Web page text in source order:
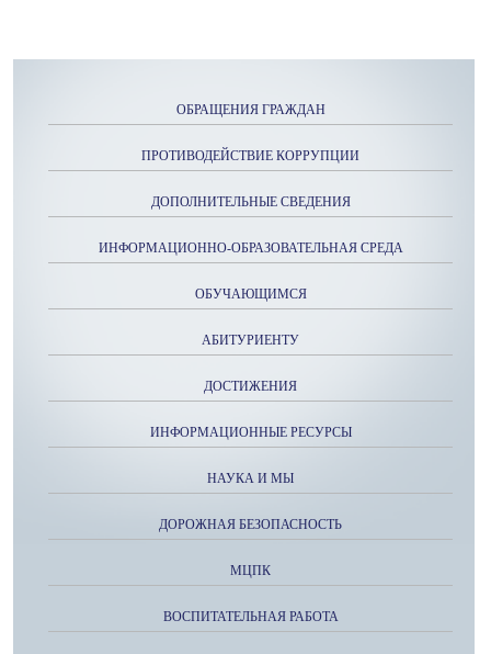
ОБРАЩЕНИЯ ГРАЖДАН
ПРОТИВОДЕЙСТВИЕ КОРРУПЦИИ
ДОПОЛНИТЕЛЬНЫЕ СВЕДЕНИЯ
ИНФОРМАЦИОННО-ОБРАЗОВАТЕЛЬНАЯ СРЕДА
ОБУЧАЮЩИМСЯ
АБИТУРИЕНТУ
ДОСТИЖЕНИЯ
ИНФОРМАЦИОННЫЕ РЕСУРСЫ
НАУКА И МЫ
ДОРОЖНАЯ БЕЗОПАСНОСТЬ
МЦПК
ВОСПИТАТЕЛЬНАЯ РАБОТА